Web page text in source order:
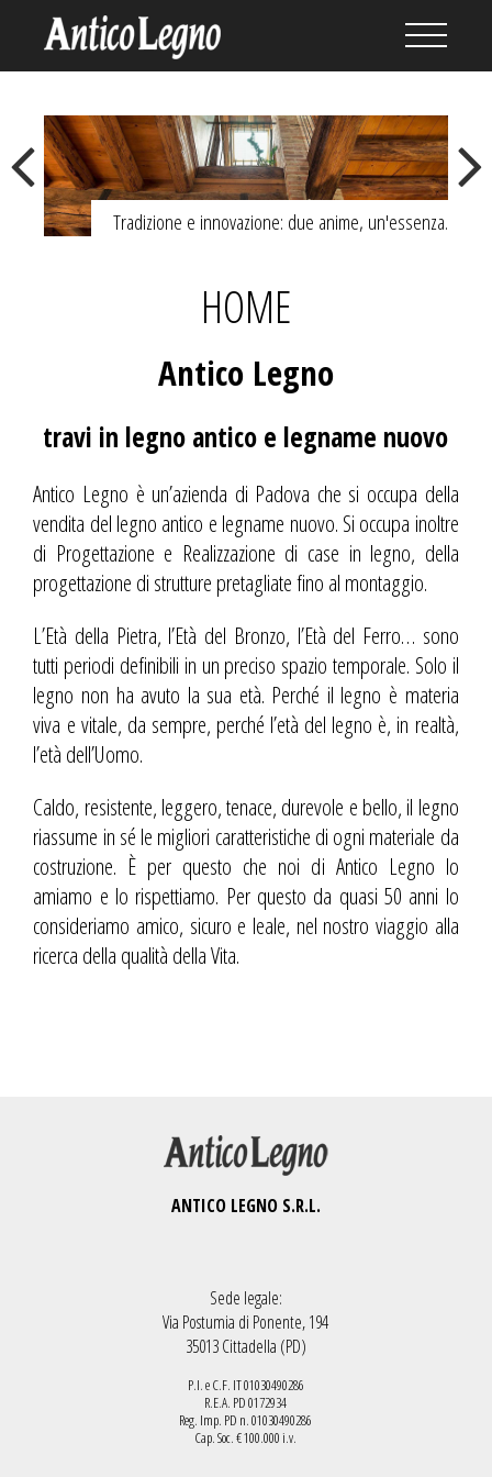
Tradizione e innovazione: due anime, un'essenza.
Previous
HOME
Antico Legno
travi in legno antico e legname nuovo
Antico Legno è un’azienda di Padova che si occupa della
vendita del legno antico e legname nuovo. Si occupa inoltre
di Progettazione e Realizzazione di case in legno, della
progettazione di strutture pretagliatefino al montaggio.
L’Età della Pietra, l’Età del Bronzo, l’Età del Ferro… sono
tutti periodi definibili in un preciso spazio temporale. Solo il
legno non ha avuto la sua età. Perché il legno è materia
viva e vitale, da sempre, perché l’età del legno è, in realtà,
l’età dell’Uomo.
Caldo, resistente, leggero, tenace, durevole e bello, il legno
riassume in sé le migliori caratteristiche di ogni materiale da
costruzione. È per questo che noi di Antico Legno lo
amiamo e lo rispettiamo. Per questo da quasi 50 anni lo
consideriamo amico, sicuro e leale, nel nostro viaggio alla
ricerca della qualità della Vita.
ANTICO LEGNO S.R.L.
Sede legale:
Via Postumia di Ponente, 194
35013 Cittadella (PD)
P.I. e C.F. IT 01030490286
R.E.A. PD 0172934
Reg. Imp. PD n. 01030490286
Cap. Soc. € 100.000 i.v.